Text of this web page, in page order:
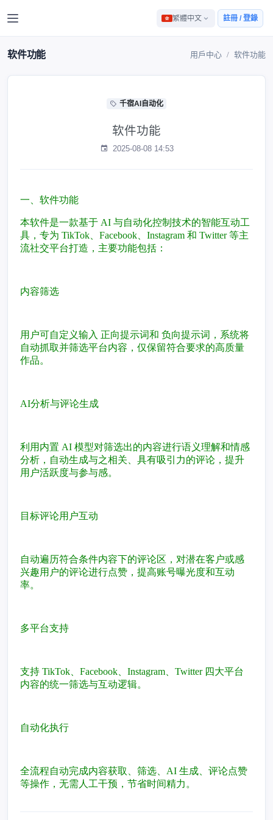
繁體中文 註冊 / 登錄
软件功能 用戶中心 软件功能
千宿AI自动化
软件功能
2025-08-08 14:53